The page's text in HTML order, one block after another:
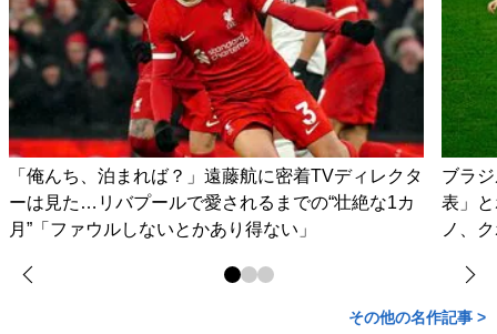
「俺んち、泊まれば？」遠藤航に密着TVディレクタ
ーは見た…リバプールで愛されるまでの“壮絶な1カ
月”「ファウルしないとかあり得ない」
ブラ
表」
ノ、
その他の名作記事 >